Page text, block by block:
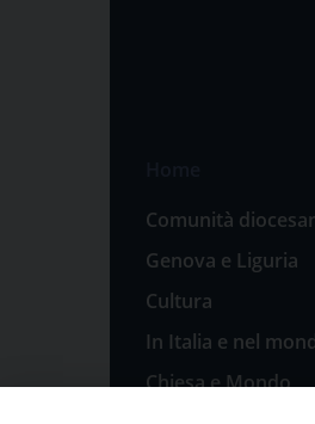
Comunità
Genova e Liguria
Cultura
In Italia e nel
Chiesa e Mondo